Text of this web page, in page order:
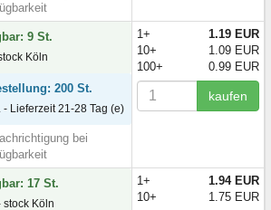
9 St.
Köln
200 St.
- Lieferzeit 21-28 Tag (e)
bei
1+
1.19 EUR
10+
1.09 EUR
100+
0.99 EUR
kaufen
17 St.
stock Köln
1+
1.94 EUR
10+
1.75 EUR